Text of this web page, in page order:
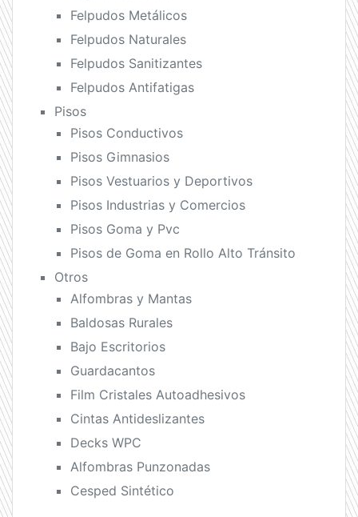
Felpudos Metálicos
Felpudos Naturales
Felpudos Sanitizantes
Felpudos Antifatigas
Pisos
Pisos Conductivos
Pisos Gimnasios
Pisos Vestuarios y Deportivos
Pisos Industrias y Comercios
Pisos Goma y Pvc
Pisos de Goma en Rollo Alto Tránsito
Otros
Alfombras y Mantas
Baldosas Rurales
Bajo Escritorios
Guardacantos
Film Cristales Autoadhesivos
Cintas Antideslizantes
Decks WPC
Alfombras Punzonadas
Cesped Sintético